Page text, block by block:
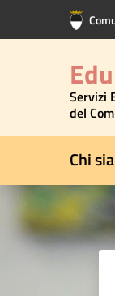
Vai al
Vai al footer
Servizi
del
Chi